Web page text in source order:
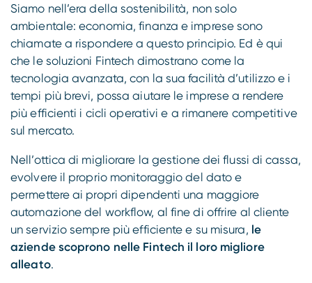
Siamo nell’era della sostenibilità, non solo
ambientale: economia, finanza e imprese sono
chiamate a rispondere a questo principio. Ed è qui
che le soluzioni Fintech dimostrano come la
tecnologia avanzata, con la sua facilità d’utilizzo e i
tempi più brevi, possa aiutare le imprese a rendere
più efficienti i cicli operativi e a rimanere competitive
sul mercato.
Nell’ottica di migliorare la gestione dei flussi di cassa,
evolvere il proprio monitoraggio del dato e
permettere ai propri dipendenti una maggiore
automazione del workflow, al fine di offrire al cliente
un servizio sempre più efficiente e su misura, le
aziende scoprono nelle Fintech il loro migliore
alleato.